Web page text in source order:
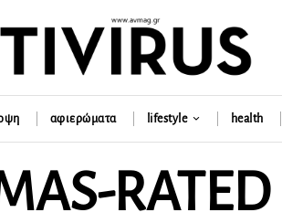
αφιερώματα lifestyle health
RATED